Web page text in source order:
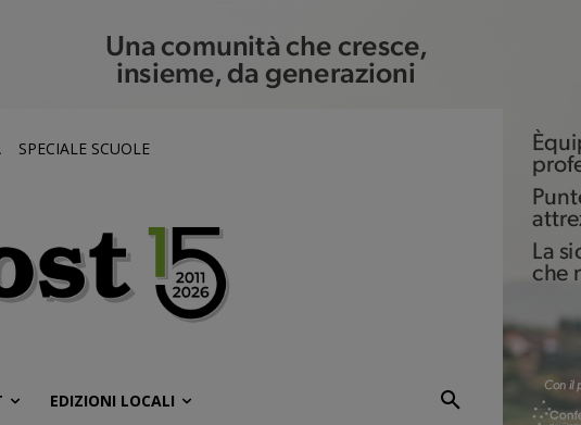
SPECIALE SCUOLE
EDIZIONI LOCALI